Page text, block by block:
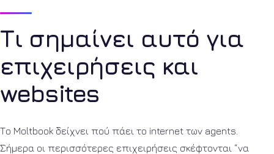
Τι σημαίνει αυτό για
επιχειρήσεις και
websites
Το Moltbook δείχνει πού πάει το internet των agents.
Σήμερα οι περισσότερες επιχειρήσεις σκέφτονται “να